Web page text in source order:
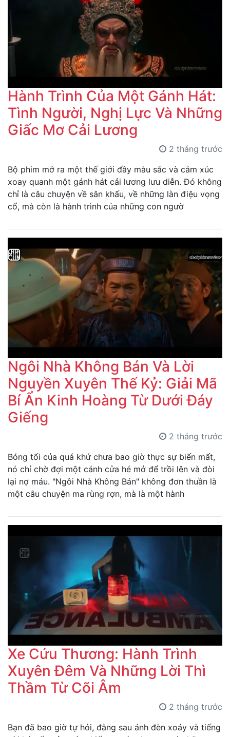
Hành Trình Của Một Gánh Hát:
Tình Người, Nghị Lực Và Những
Giấc Mơ Cải Lương
2 tháng trước
Bộ phim mở ra một thế giới đầy màu sắc và cảm xúc
xoay quanh một gánh hát cải lương lưu diễn. Đó không
chỉ là câu chuyện về sân khấu, về những làn điệu vọng
cổ, mà còn là hành trình của những con ngườ
Ngôi Nhà Không Bán Và Lời
Nguyền Xuyên Thế Kỷ: Giải Mã
Bí Ẩn Kinh Hoàng Từ Dưới Đáy
Giếng
2 tháng trước
Bóng tối của quá khứ chưa bao giờ thực sự biến mất,
nó chỉ chờ đợi một cánh cửa hé mở để trồi lên và đòi
lại nợ máu. "Ngôi Nhà Không Bán" không đơn thuần là
một câu chuyện ma rùng rợn, mà là một hành
Xe Cứu Thương: Hành Trình
Xuyên Đêm Và Những Lời Thì
Thầm Từ Cõi Âm
2 tháng trước
Bạn đã bao giờ tự hỏi, đằng sau ánh đèn xoáy và tiếng